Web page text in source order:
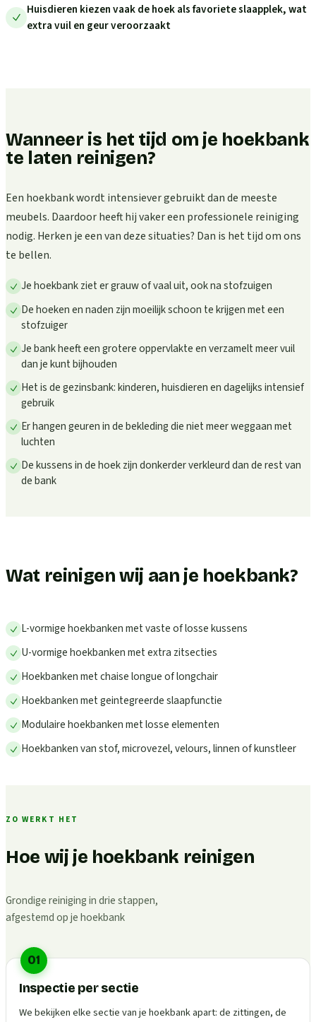
Huisdieren kiezen vaak de hoek als favoriete slaapplek, wat
extra vuil en geur veroorzaakt
Wanneer is het tijd om je hoekbank
te laten reinigen?
Een hoekbank wordt intensiever gebruikt dan de meeste
meubels. Daardoor heeft hij vaker een professionele reiniging
nodig. Herken je een van deze situaties? Dan is het tijd om ons
te bellen.
Je hoekbank ziet er grauw of vaal uit, ook na stofzuigen
De hoeken en naden zijn moeilijk schoon te krijgen met een
stofzuiger
Je bank heeft een grotere oppervlakte en verzamelt meer vuil
dan je kunt bijhouden
Het is de gezinsbank: kinderen, huisdieren en dagelijks intensief
gebruik
Er hangen geuren in de bekleding die niet meer weggaan met
luchten
De kussens in de hoek zijn donkerder verkleurd dan de rest van
de bank
Wat reinigen wij aan je hoekbank?
L-vormige hoekbanken met vaste of losse kussens
U-vormige hoekbanken met extra zitsecties
Hoekbanken met chaise longue of longchair
Hoekbanken met geintegreerde slaapfunctie
Modulaire hoekbanken met losse elementen
Hoekbanken van stof, microvezel, velours, linnen of kunstleer
ZO WERKT HET
Hoe wij je hoekbank reinigen
Grondige reiniging in drie stappen,
afgestemd op je hoekbank
01
Inspectie per sectie
We bekijken elke sectie van je hoekbank apart: de zittingen, de